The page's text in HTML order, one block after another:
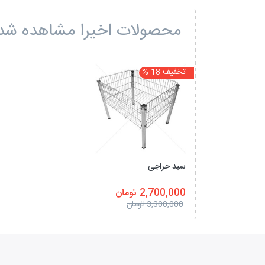
محصولات اخیرا مشاهده
تخفیف 18 %
سبد حراجی
2,700,000 تومان
3,300,000 تومان